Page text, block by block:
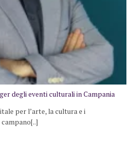
degli eventi culturali in Campania
per l’arte, la cultura e i